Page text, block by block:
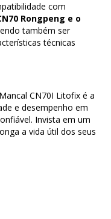
com
Rongpeng e o
também ser
técnicas
CN70I Litofix é a
e desempenho em
Invista em um
a vida útil dos seus